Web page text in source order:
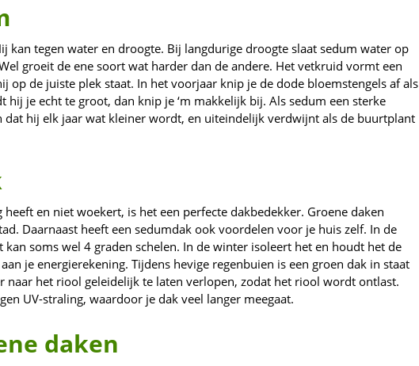
kan tegen water en droogte. Bij langdurige droogte slaat sedum water op
groeit de ene soort wat harder dan de andere. Het vetkruid vormt een
op de juiste plek staat. In het voorjaar knip je de dode bloemstengels af als
je echt te groot, dan knip je ‘m makkelijk bij. Als sedum een sterke
dat hij elk jaar wat kleiner wordt, en uiteindelijk verdwijnt als de buurtplant
en niet woekert, is het een perfecte dakbedekker. Groene daken
Daarnaast heeft een sedumdak ook voordelen voor je huis zelf. In de
soms wel 4 graden schelen. In de winter isoleert het en houdt het de
je energierekening. Tijdens hevige regenbuien is een groen dak in staat
naar het riool geleidelijk te laten verlopen, zodat het riool wordt ontlast.
UV-straling, waardoor je dak veel langer meegaat.
daken